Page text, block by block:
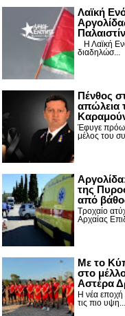
Λαϊκή
Η Λαϊκή
διαδηλώσ...
Πένθος
απώλεια
Έφυγε
μέλος του
της
από
Τροχαίο
Αρχαίας
Με το
στο
Αστέρα
Η νέα εποχή
τις πιο υψη...